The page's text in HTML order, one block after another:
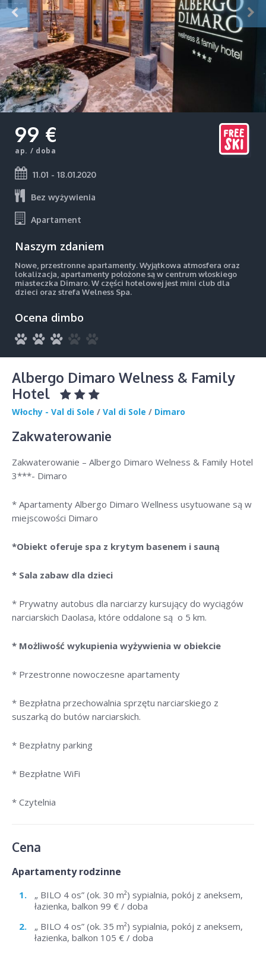
99 €
ap. / doba
11.01 - 18.01.2020
Bez wyżywienia
Apartament
Naszym zdaniem
Nowe, przestronne apartamenty. Wyjątkowa atmosfera oraz
lokalizacja, apartamenty położone są w centrum włoskiego
miasteczka Dimaro. W części hotelowej jest mini club dla
dzieci oraz strefa Welness Spa.
Ocena dimbo
Albergo Dimaro Welness & Family
Hotel
Włochy - Val di Sole / Val di Sole / Dimaro
Zakwaterowanie
Zakwaterowanie – Albergo Dimaro Welness & Family Hotel
3***- Dimaro
* Apartamenty Albergo Dimaro Wellness usytuowane są w
miejscowości Dimaro
*Obiekt oferuje spa z krytym basenem i sauną
* Sala zabaw dla dzieci
* Prywatny autobus dla narciarzy kursujący do wyciągów
narciarskich Daolasa, które oddalone są o 5 km.
* Możliwość wykupienia wyżywienia w obiekcie
* Przestronne nowoczesne apartamenty
* Bezpłatna przechowalnia sprzętu narciarskiego z
suszarką do butów narciarskich.
* Bezpłatny parking
* Bezpłatne WiFi
* Czytelnia
Cena
Apartamenty rodzinne
„ BILO 4 os” (ok. 30 m²) sypialnia, pokój z aneksem,
łazienka, balkon 99 € / doba
„ BILO 4 os” (ok. 35 m²) sypialnia, pokój z aneksem,
łazienka, balkon 105 € / doba